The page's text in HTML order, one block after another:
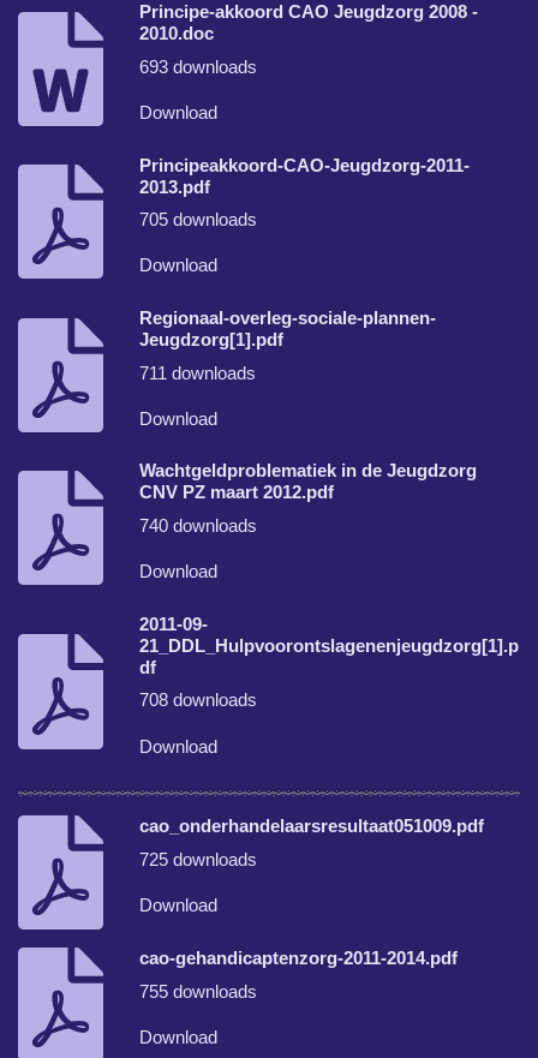
Principe-akkoord CAO Jeugdzorg 2008 -
2010.doc
693 downloads
Download
Principeakkoord-CAO-Jeugdzorg-2011-
2013.pdf
705 downloads
Download
Regionaal-overleg-sociale-plannen-
Jeugdzorg[1].pdf
711 downloads
Download
Wachtgeldproblematiek in de Jeugdzorg
CNV PZ maart 2012.pdf
740 downloads
Download
2011-09-
21_DDL_Hulpvoorontslagenenjeugdzorg[1].p
df
708 downloads
Download
cao_onderhandelaarsresultaat051009.pdf
725 downloads
Download
cao-gehandicaptenzorg-2011-2014.pdf
755 downloads
Download